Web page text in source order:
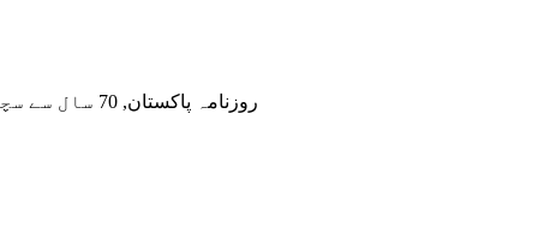
روزنامہ پاکستان, 70 سال سے سچائی اور دیانتداری کی آواز۔ ہم پاکستانی عوام کو قابل اعتماد اور غیر جانبدارانہ خبریں فراہم کرتے ہیں۔